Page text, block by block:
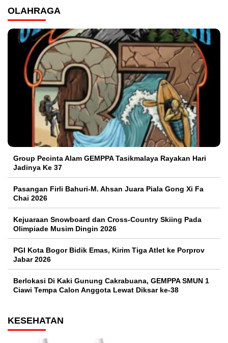
OLAHRAGA
Group Pecinta Alam GEMPPA Tasikmalaya Rayakan Hari
Jadinya Ke 37
Pasangan Firli Bahuri-M. Ahsan Juara Piala Gong Xi Fa
Chai 2026
Kejuaraan Snowboard dan Cross-Country Skiing Pada
Olimpiade Musim Dingin 2026
PGI Kota Bogor Bidik Emas, Kirim Tiga Atlet ke Porprov
Jabar 2026
Berlokasi Di Kaki Gunung Cakrabuana, GEMPPA SMUN 1
Ciawi Tempa Calon Anggota Lewat Diksar ke-38
KESEHATAN